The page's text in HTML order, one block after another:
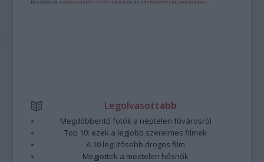
Részletek a Felhasználási feltételekben és azadatvédelmi tájékoztatóban
Legolvasottabb
Megdöbbentő fotók a néptelen fővárosról
Top 10: ezek a legjobb szerelmes filmek
A 10 legütősebb drogos film
Megjöttek a meztelen hősnők